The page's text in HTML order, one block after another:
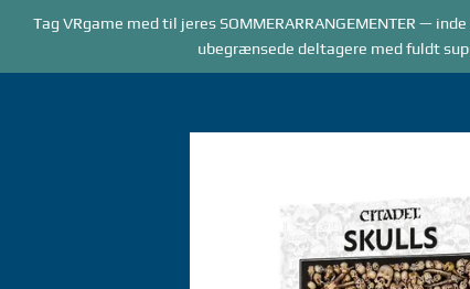
Tag VRgame med til jeres SOMMERARRANGEMENTER —
ubegrænsede deltagere med fuldt
BOOKING